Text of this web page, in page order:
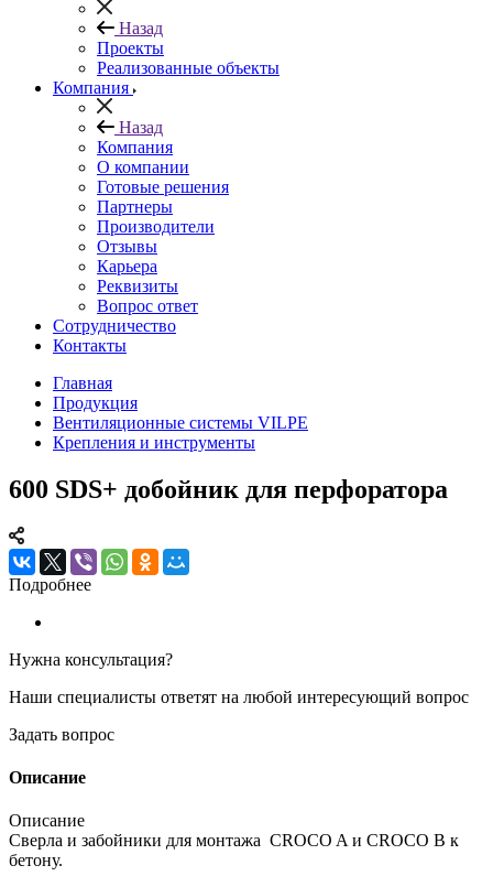
Назад
Проекты
Реализованные объекты
Компания
Назад
Компания
О компании
Готовые решения
Партнеры
Производители
Отзывы
Карьера
Реквизиты
Вопрос ответ
Сотрудничество
Контакты
Главная
Продукция
Вентиляционные системы VILPE
Крепления и инструменты
600 SDS+ добойник для перфоратора
Подробнее
Нужна консультация?
Наши специалисты ответят на любой интересующий вопрос
Задать вопрос
Описание
Описание
Сверла и забойники для монтажа CROCO A и CROCO В к
бетону.